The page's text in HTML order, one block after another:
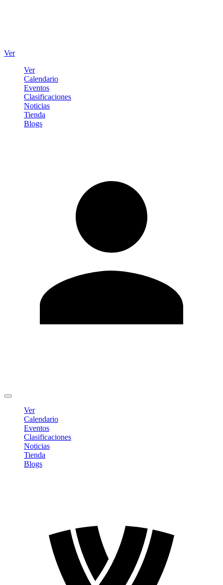
Ver
Ver
Calendario
Eventos
Clasificaciones
Noticias
Tienda
Blogs
Ver
Calendario
Eventos
Clasificaciones
Noticias
Tienda
Blogs